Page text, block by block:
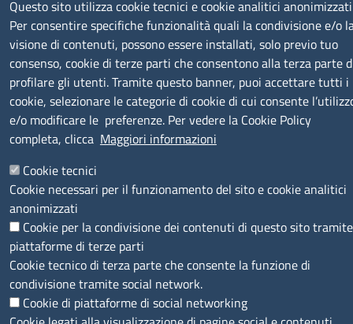
Menù privacy
Cookie Note legali Privacy
Dichiarazione di Accessibilità
© 2026 Camere di Commercio di Ferrara Ravenna
Questo sito utilizza cookie tecnici e cookie analitici
Per consentire specifiche funzionalità quali la condivisione e/o
visione di contenuti, possono essere installati, solo previo tuo
consenso, cookie di terze parti che consentono alla terza parte
profilare gli utenti. Tramite questo banner, puoi accettare tutti i
cookie, selezionare le categorie di cookie di cui consente
e/o modificare le preferenze. Per vedere la Cookie Policy
completa, clicca Maggiori informazioni
Cookie tecnici
Cookie necessari per il funzionamento del sito e cookie analitici
anonimizzati
Cookie per la condivisione dei contenuti di questo sito tramite
piattaforme di terze parti
Cookie tecnico di terza parte che consente la funzione di
condivisione tramite social network.
Cookie di piattaforme di social networking